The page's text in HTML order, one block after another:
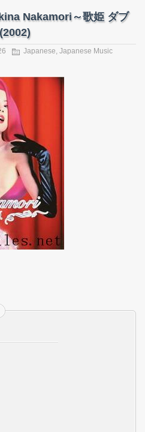
Nakamori～歌姫 ダブ
Japanese, Japanese Music